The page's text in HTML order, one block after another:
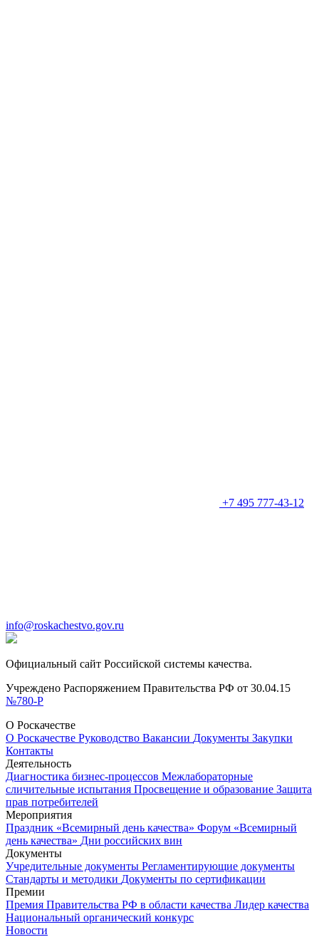
+7 495 777-43-12
info@roskachestvo.gov.ru
Официальный сайт Российской системы качества.
Учреждено Распоряжением Правительства РФ от 30.04.15
№780-Р
О Роскачестве
О Роскачестве Руководство Вакансии Документы Закупки
Контакты
Деятельность
Диагностика бизнес-процессов Межлабораторные
сличительные испытания Просвещение и образование Защита
прав потребителей
Мероприятия
Праздник «Всемирный день качества» Форум «Всемирный
день качества» Дни российских вин
Документы
Учредительные документы Регламентирующие документы
Стандарты и методики Документы по сертификации
Премии
Премия Правительства РФ в области качества Лидер качества
Национальный органический конкурс
Новости